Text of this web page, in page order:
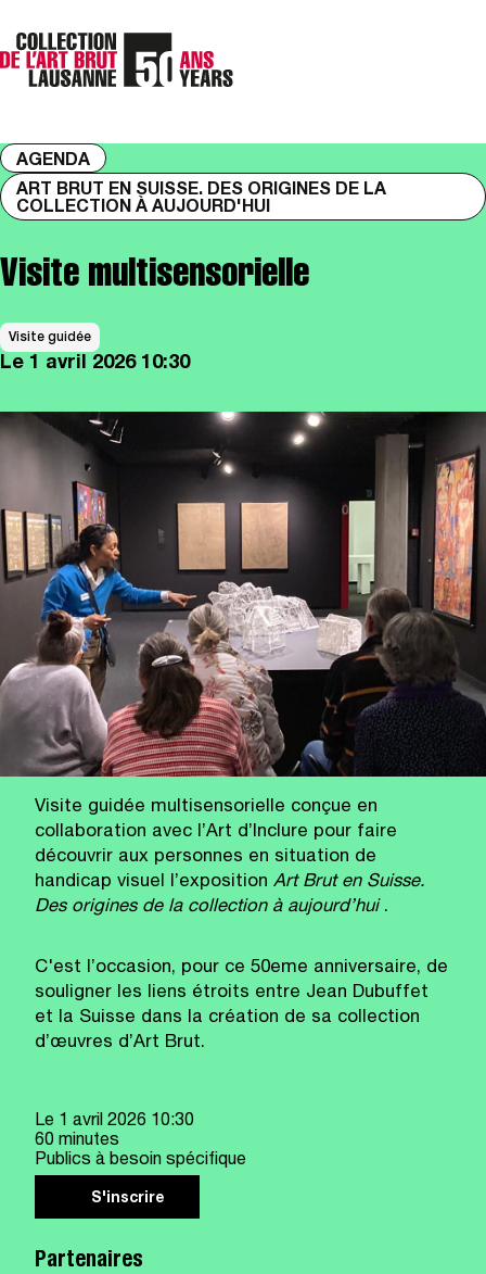
AGENDA
ART BRUT EN SUISSE. DES ORIGINES DE LA
COLLECTION À AUJOURD'HUI
Visite multisensorielle
Visite guidée
Le 1 avril 2026 10:30
Visite guidée multisensorielle conçue en
collaboration avec l’Art d’Inclure pour faire
découvrir aux personnes en situation de
handicap visuel l’exposition Art Brut en Suisse.
Des origines de la collection à aujourd’hui.
C'est l’occasion, pour ce 50eme anniversaire, de
souligner les liens étroits entre Jean Dubuffet
et la Suisse dans la création de sa collection
d’œuvres d’Art Brut.
Le 1 avril 2026 10:30
60 minutes
Publics à besoin spécifique
S'inscrire
Partenaires